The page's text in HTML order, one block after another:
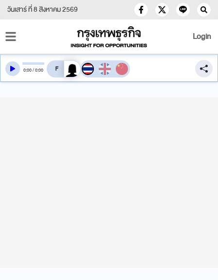
วันเสาร์ ที่ 8 สิงหาคม 2569
Login
0:00/0:00 สลับเสียงอ่าน